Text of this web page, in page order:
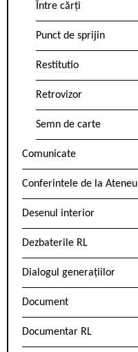
Între cărți
Punct de sprijin
Restitutio
Retrovizor
Semn de carte
Comunicate
Conferintele de la Ateneu
Desenul interior
Dezbaterile RL
Dialogul generațiilor
Document
Documentar RL